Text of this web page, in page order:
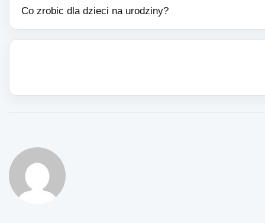
Co zrobic dla dzieci na urodziny?